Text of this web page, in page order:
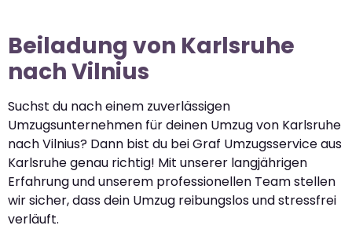
Beiladung von Karlsruhe
nach Vilnius
Suchst du nach einem zuverlässigen
Umzugsunternehmen für deinen Umzug von Karlsruhe
nach Vilnius? Dann bist du bei Graf Umzugsservice aus
Karlsruhe genau richtig! Mit unserer langjährigen
Erfahrung und unserem professionellen Team stellen
wir sicher, dass dein Umzug reibungslos und stressfrei
verläuft.